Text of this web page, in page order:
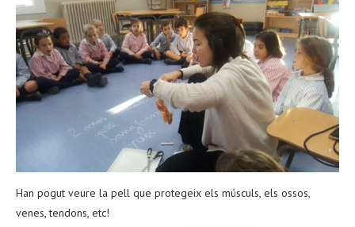
Han pogut veure la pell que protegeix els músculs, els ossos,
venes, tendons, etc!